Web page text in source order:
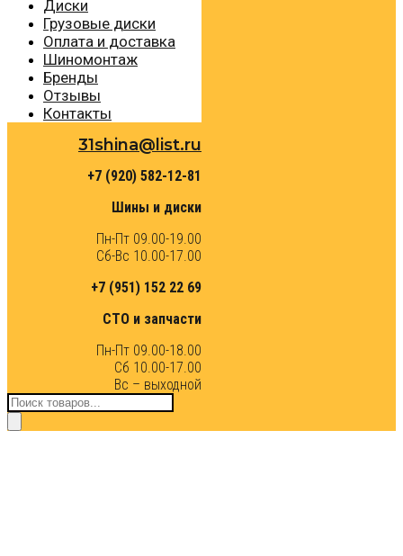
Диски
Грузовые диски
Оплата и доставка
Шиномонтаж
Бренды
Отзывы
Контакты
31shina@list.ru
+7 (920) 582-12-81
Шины и диски
Пн-Пт 09.00-19.00
Сб-Вс 10.00-17.00
+7 (951) 152 22 69
СТО и запчасти
Пн-Пт 09.00-18.00
Сб 10.00-17.00
Вс – выходной
Поиск
товаров